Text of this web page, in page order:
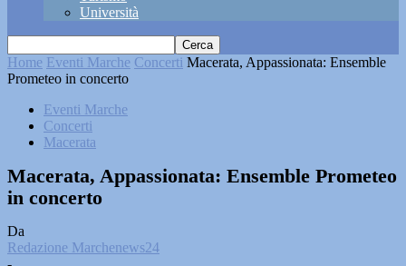
Università
Home Eventi Marche Concerti Macerata, Appassionata: Ensemble
Prometeo in concerto
Eventi Marche
Concerti
Macerata
Macerata, Appassionata: Ensemble Prometeo
in concerto
Da
Redazione Marchenews24